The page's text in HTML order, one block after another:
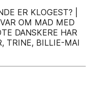
ER KLOGEST? |
OM MAD MED
DANSKERE HAR
TRINE, BILLIE-MAI